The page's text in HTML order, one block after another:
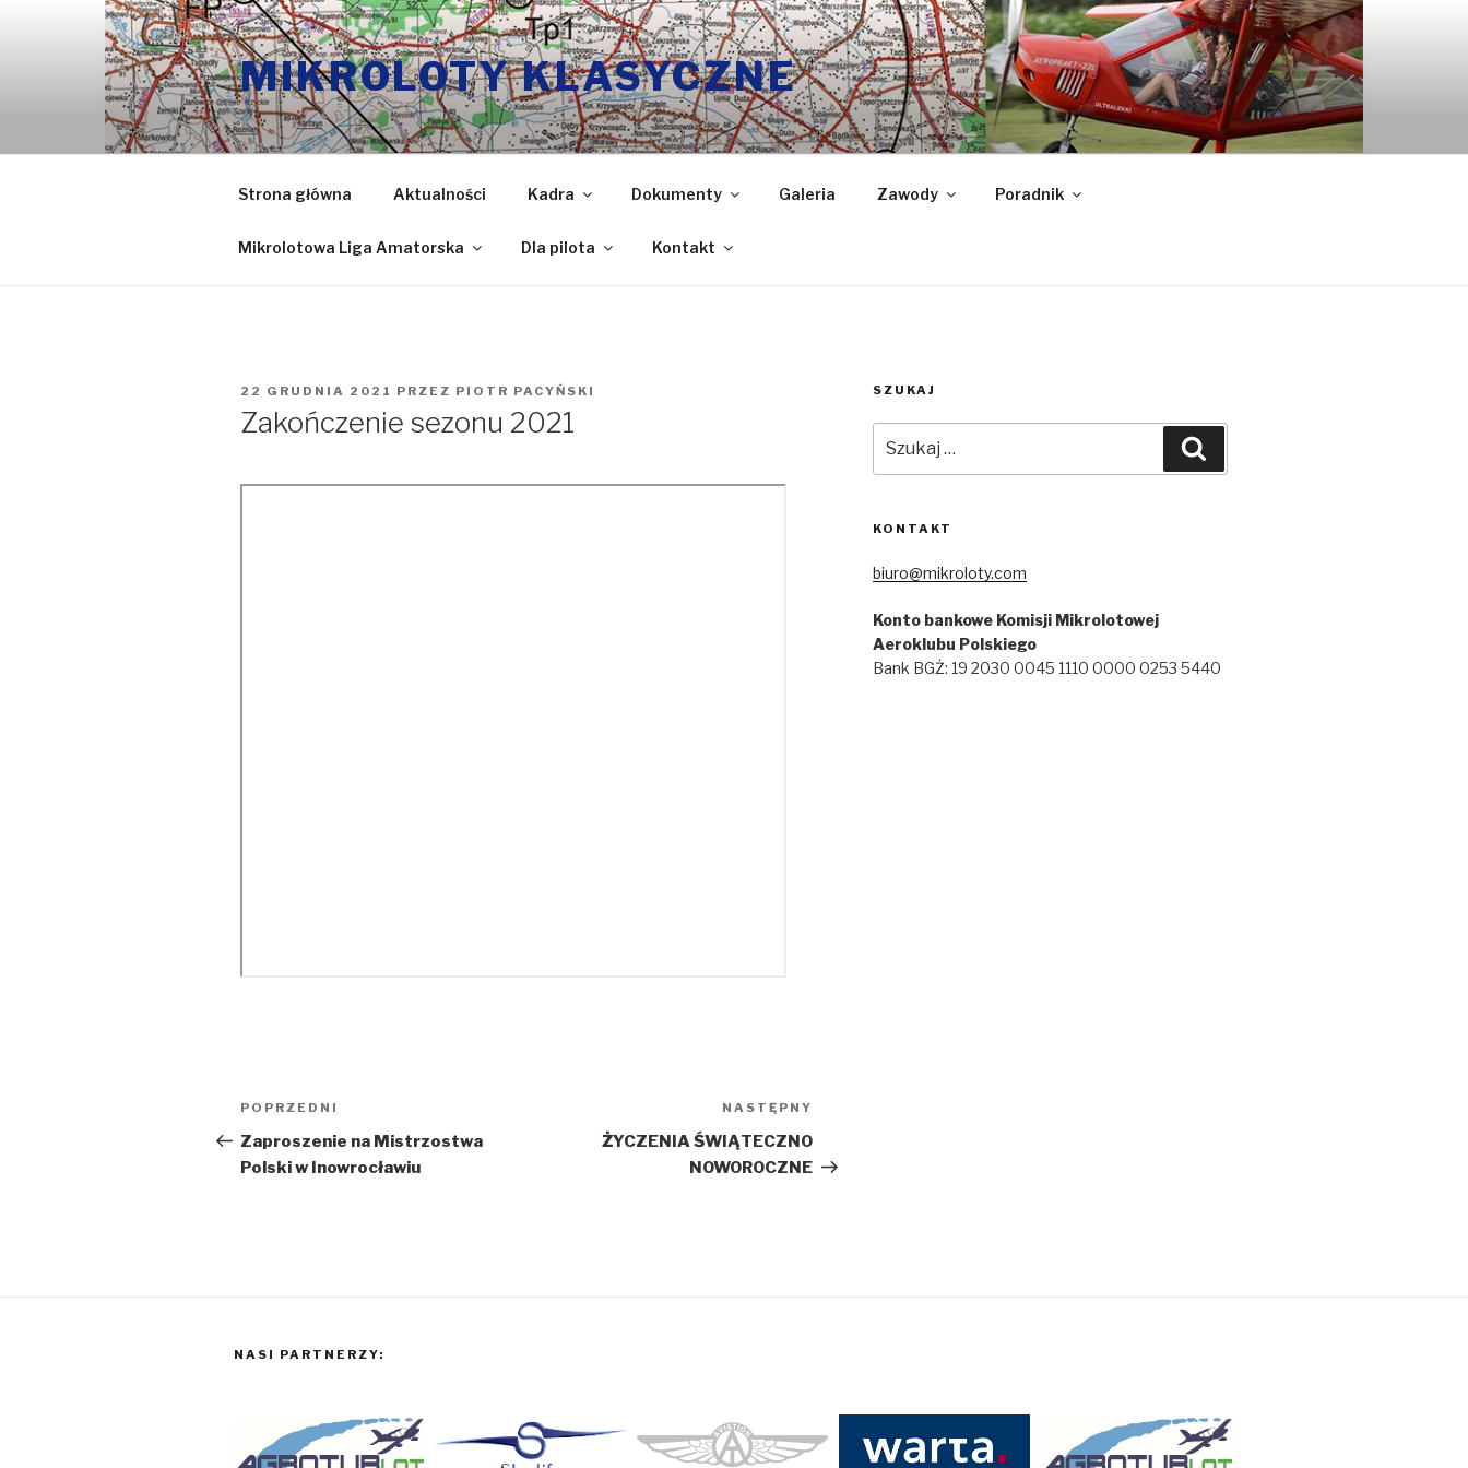
MIKROLOTY KLASYCZNE
Strona główna Aktualności Kadra Dokumenty Galeria Zawody Poradnik
Mikrolotowa Liga Amatorska Dla pilota Kontakt
OPUBLIKOWANE
22 GRUDNIA 2021 PRZEZ PIOTR PACYŃSKI
Zakończenie sezonu 2021
Nawigacja
wpisu
Poprzedni
wpis
POPRZEDNI
Zaproszenie na Mistrzostwa
Polski w Inowrocławiu
wpis
NASTĘPNY
ŻYCZENIA ŚWIĄTECZNO
NOWOROCZNE
SZUKAJ
KONTAKT
biuro@mikroloty.com
Konto bankowe Komisji Mikrolotowej
Aeroklubu Polskiego
Bank BGŻ: 19 2030 0045 1110 0000 0253 5440
NASI PARTNERZY: